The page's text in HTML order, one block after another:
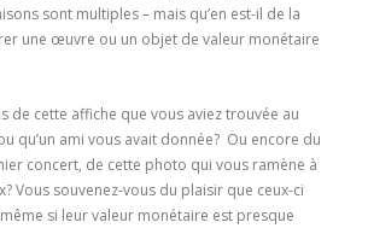
sont multiples – mais qu’en est-il de la
une œuvre ou un objet de valeur monétaire
de cette affiche que vous aviez trouvée au
qu’un ami vous avait donnée? Ou encore du
concert, de cette photo qui vous ramène à
Vous souvenez-vous du plaisir que ceux-ci
si leur valeur monétaire est presque